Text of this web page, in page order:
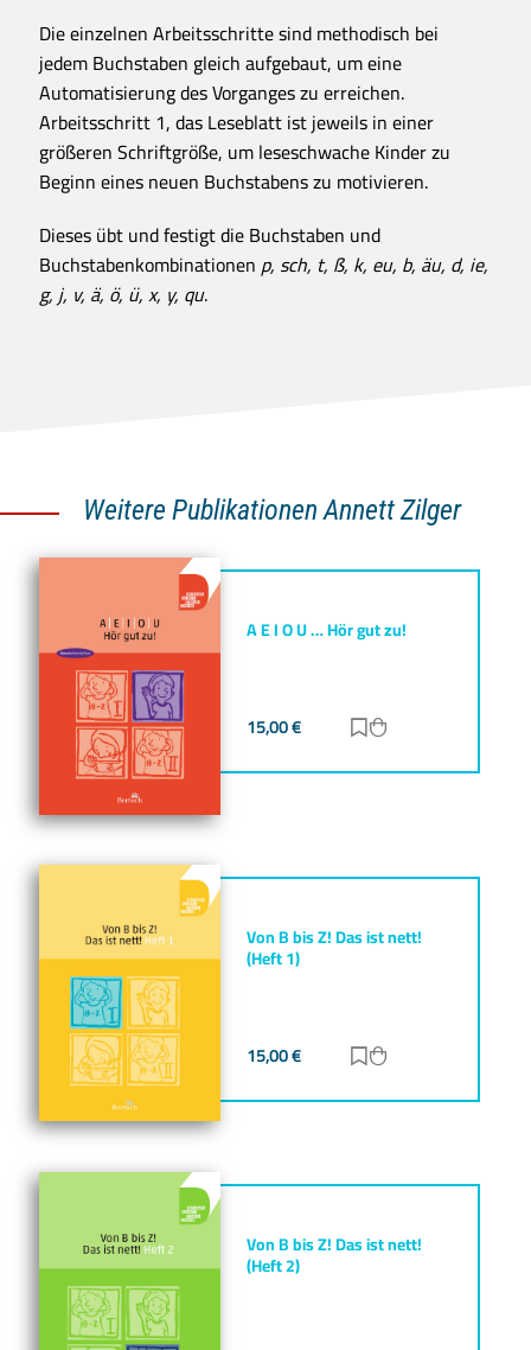
Die einzelnen Arbeitsschritte sind methodisch bei
jedem Buchstaben gleich aufgebaut, um eine
Automatisierung des Vorganges zu erreichen.
Arbeitsschritt 1, das Leseblatt ist jeweils in einer
größeren Schriftgröße, um leseschwache Kinder zu
Beginn eines neuen Buchstabens zu motivieren.
Dieses übt und festigt die Buchstaben und
Buchstabenkombinationenp, sch, t, ß, k, eu, b, äu, d, ie,
g, j, v, ä, ö, ü, x, y, qu.
Weitere Publikationen Annett Zilger
A E I O U … Hör gut zu!
15,00€ Zur Merkliste
Von B bis Z! Das ist nett!
(Heft 1)
15,00€ Zur Merkliste
Von B bis Z! Das ist nett!
(Heft 2)